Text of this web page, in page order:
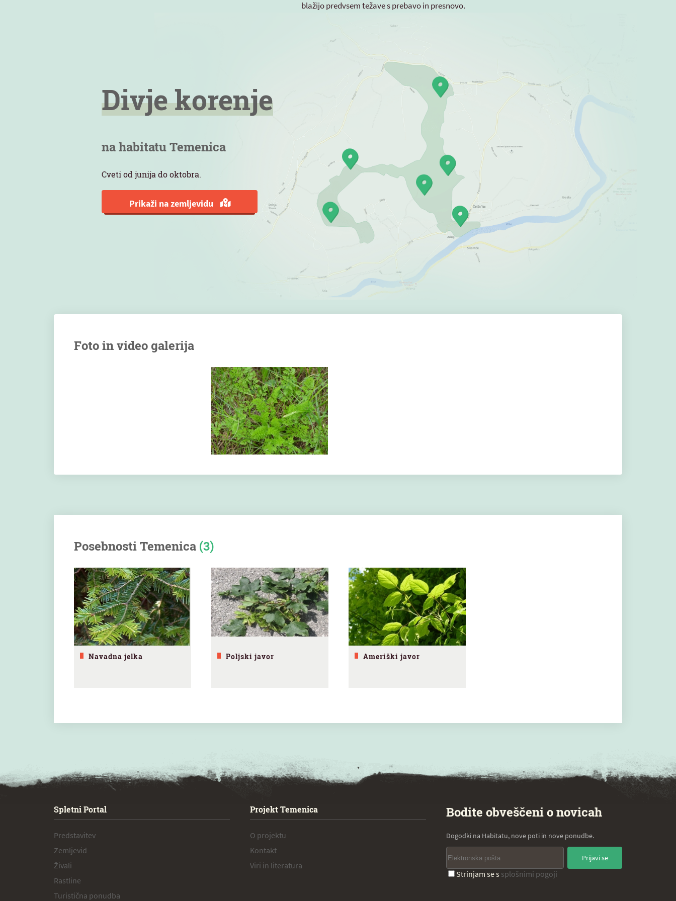
blažijo predvsem težave s prebavo in presnovo.
Divje korenje
na habitatu Temenica
Cveti od junija do oktobra.
Prikaži na zemljevidu
Foto in video galerija
Posebnosti Temenica (3)
Navadna jelka Poljski javor Ameriški javor
Spletni Portal
Predstavitev
Zemljevid
Živali
Rastline
Turistična ponudba
Projekt Temenica
O projektu
Kontakt
Viri in literatura
Bodite obveščeni o novicah
Dogodki na Habitatu, nove poti in nove ponudbe.
Prijavi se
Strinjam se s splošnimi pogoji